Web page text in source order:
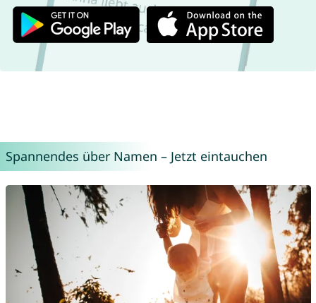
Spannendes über Namen – Jetzt eintauchen